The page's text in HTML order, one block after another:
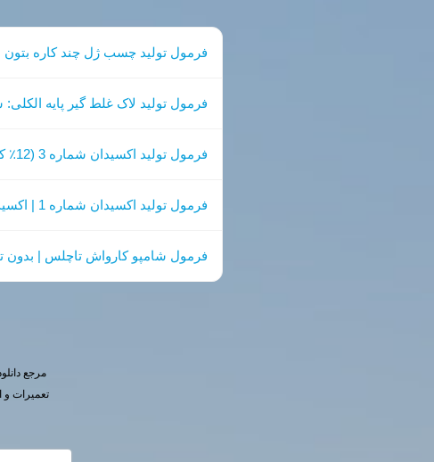
فرمول تولید چسب ژل چند کاره بتون
فرمول تولید لاک غلط گیر پایه
فرمول تولید اکسیدان شماره 3 (12٪ کرمی) + فایل PDF گام‌به‌گام
فرمول تولید اکسیدان شماره 1 | اکسیدان 6 درصد کرمی
فرمول شامپو کارواش تاچلس | بدون
مرجع
تعمیرات و